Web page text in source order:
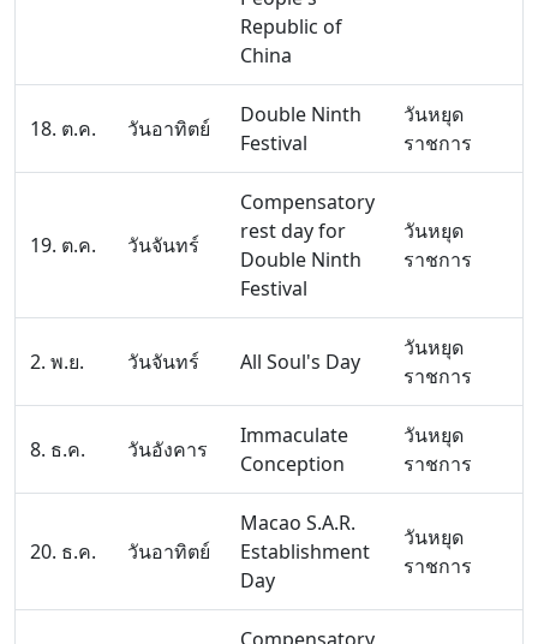
Republic of
China
18. ต.ค. วันอาทิตย์
Double Ninth
Festival
วันหยุด
ราชการ
19. ต.ค. วันจันทร์
Compensatory
rest day for
Double Ninth
Festival
วันหยุด
ราชการ
2. พ.ย. วันจันทร์ All Soul's Day
วันหยุด
ราชการ
8. ธ.ค. วันอังคาร
Immaculate
Conception
วันหยุด
ราชการ
20. ธ.ค. วันอาทิตย์
Macao S.A.R.
Establishment
Day
วันหยุด
ราชการ